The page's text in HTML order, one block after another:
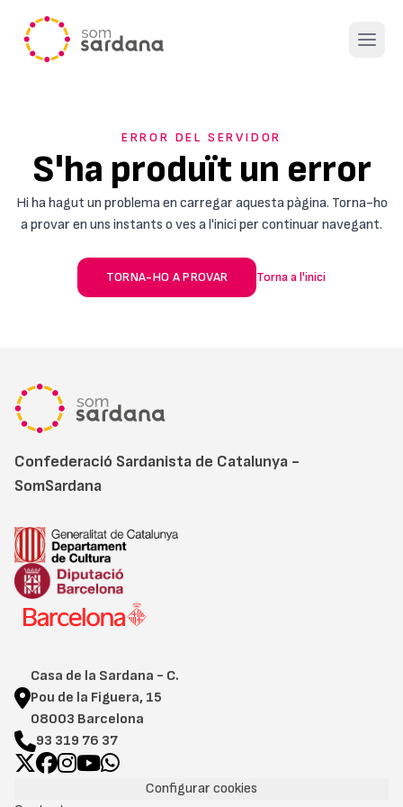
Open
ERROR DEL SERVIDOR
S'ha produït un error
Hi ha hagut un problema en carregar aquesta pàgina. Torna-ho
a provar en uns instants o ves a l'inici per continuar navegant.
TORNA-HO A PROVAR Torna a l'inici
Confederació Sardanista de Catalunya -
SomSardana
Casa de la Sardana - C.
Pou de la Figuera, 15
08003 Barcelona
93 319 76 37
Configurar cookies